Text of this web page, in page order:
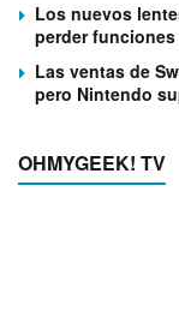
Los nuevos
perder funciones
Las ventas de
pero Nintendo
OHMYGEEK! TV